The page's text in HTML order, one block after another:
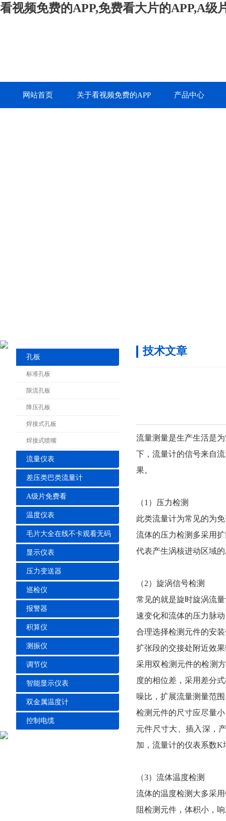
看视频免费的APP,免费看大片的APP,A级
网站首页 关于看视频免费的APP 产品中心
孔板
标准孔板
限流孔板
降压孔板
焊接式孔板
焊接式喷嘴
流量仪表
差压类巴类流量计
A级片免费看
温度仪表
毛片大全在线不卡观看无码
显示仪表
压力变送器
巡检仪
报警器
积算仪
测振仪
调节仪
智能显示仪表
双金属温度计
控制电缆
技术文章
流量测量是生产生活是为常
下，流量计的信号来自
果。
（1）压力检测
此类流量计为常见的为免
流体的压力检测多采用扩
代表产生涡核进动区域的压
（2）旋涡信号检测
常见的就是旋时旋涡流量计
速变化和流体的压力脉动
合理选择检测元件的安装
扩张段的交接处附近效果较好
采用双检测元件的检测方式
度的相位差，采用差分
噪比，扩展流量测量范围
检测元件的尺寸应尽量小
元件尺寸大、插入深
加，流量计的仪表系数K
（3）流体温度检测
流体的温度检测大多采用铂
阻检测元件，体积小，